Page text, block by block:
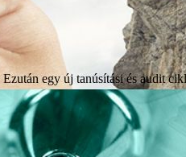
egy új tanúsítási és audit